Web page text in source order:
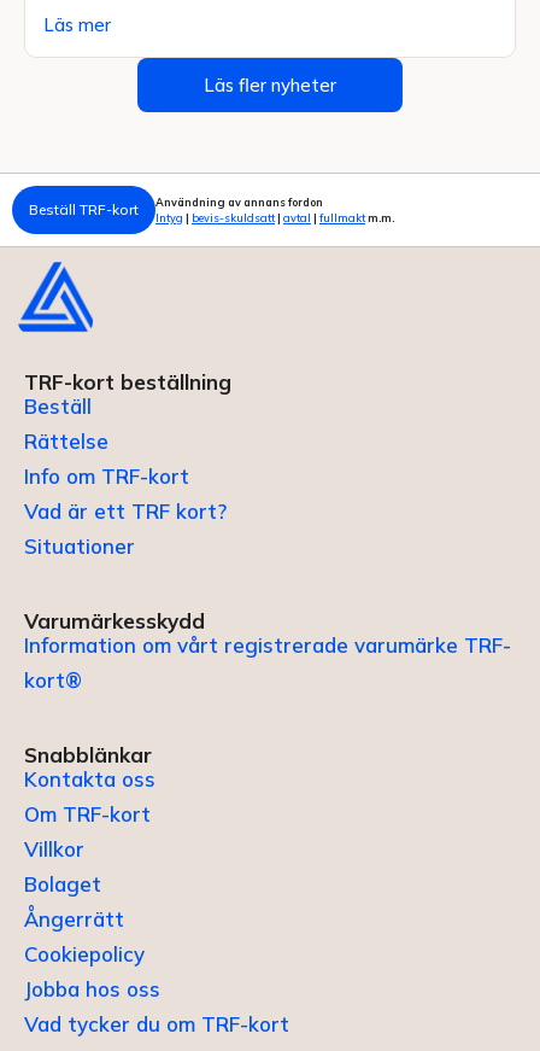
Läs mer
Läs fler nyheter
Beställ TRF-kort
Användning av annans fordon
Intyg | bevis-skuldsatt| avtal | fullmaktm.m.
TRF-kort beställning
Beställ
Rättelse
Info om TRF-kort
Vad är ett TRF kort?
Situationer
Varumärkesskydd
Information om vårt registrerade varumärke TRF-
kort®
Snabblänkar
Kontakta oss
Om TRF-kort
Villkor
Bolaget
Ångerrätt
Cookiepolicy
Jobba hos oss
Vad tycker du om TRF-kort